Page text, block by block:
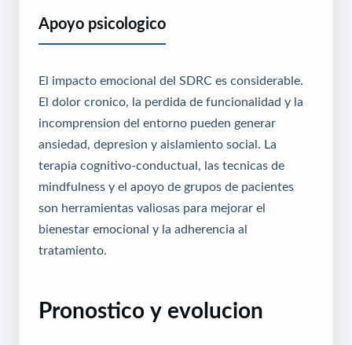
Apoyo psicologico
El impacto emocional del SDRC es considerable.
El dolor cronico, la perdida de funcionalidad y la
incomprension del entorno pueden generar
ansiedad, depresion y aislamiento social. La
terapia cognitivo-conductual, las tecnicas de
mindfulness y el apoyo de grupos de pacientes
son herramientas valiosas para mejorar el
bienestar emocional y la adherencia al
tratamiento.
Pronostico y evolucion